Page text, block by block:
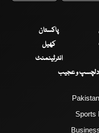
پاکستان
کھیل
انٹرٹینمنٹ
دلچسپ و عجیب
Sports